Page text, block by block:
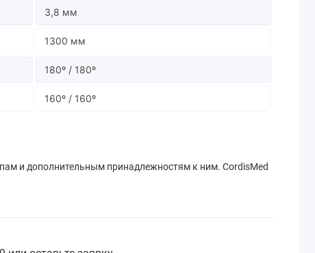
3,8 мм
1300 мм
180º / 180º
160º / 160º
и дополнительным принадлежностям к ним. CordisMed